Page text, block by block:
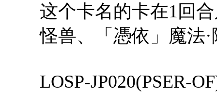
这个卡名的卡在1回
怪兽、「憑依」魔法
LOSP-JP020(PSER-